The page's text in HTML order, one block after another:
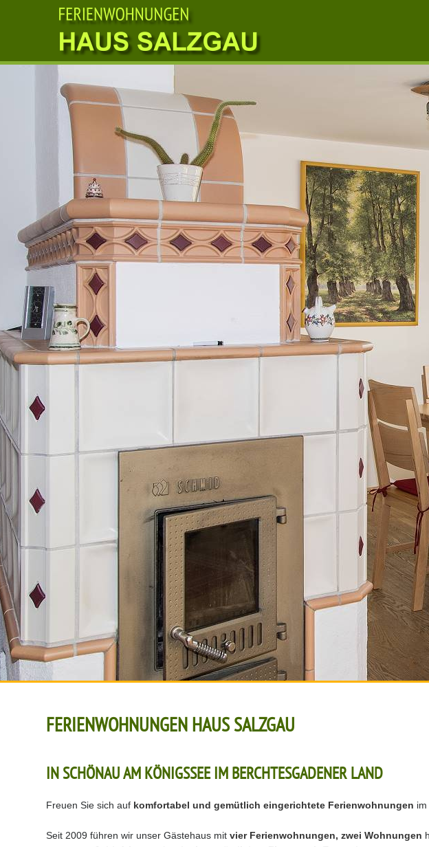
FERIENWOHNUNGEN HAUS SALZGAU
IN SCHÖNAU AM KÖNIGSSEE IM BERCHTESGADENER LAND
Freuen Sie sich auf komfortabel und gemütlich eingerichtete Ferienwohnungen im
Seit 2009 führen wir unser Gästehaus mit vier Ferienwohnungen, zwei Wohnungen